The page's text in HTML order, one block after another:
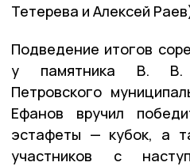
Тетерева и Алексей
Подведение итогов
у памятника В. В.
Петровского
Ефанов вручил
эстафеты — кубок, а
участников с